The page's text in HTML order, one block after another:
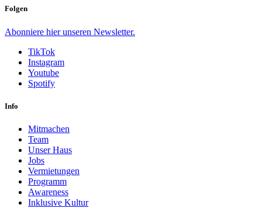
Folgen
Abonniere hierunseren Newsletter.
TikTok
Instagram
Youtube
Spotify
Info
Mitmachen
Team
Unser Haus
Jobs
Vermietungen
Programm
Awareness
Inklusive Kultur